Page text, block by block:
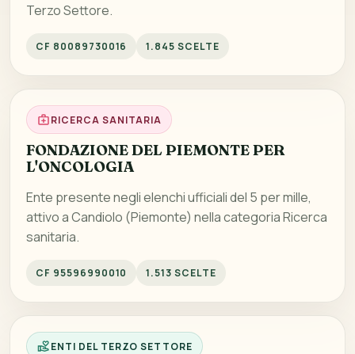
Terzo Settore.
CF 80089730016 1.845 SCELTE
RICERCA SANITARIA
FONDAZIONE DEL PIEMONTE PER
L'ONCOLOGIA
Ente presente negli elenchi ufficiali del 5 per mille,
attivo a Candiolo (Piemonte) nella categoria Ricerca
sanitaria.
CF 95596990010 1.513 SCELTE
ENTI DEL TERZO SETTORE